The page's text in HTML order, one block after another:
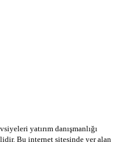
yatırım danışmanlığı
Bu internet sitesinde yer alan